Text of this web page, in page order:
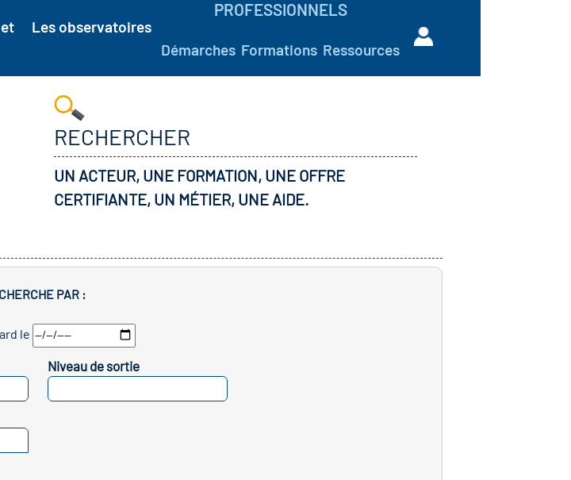
Les observatoires
PROFESSIONNELS
Démarches Formations Ressources
RECHERCHER
UN ACTEUR, UNE FORMATION, UNE OFFRE
CERTIFIANTE, UN MÉTIER, UNE AIDE.
PAR :
le
Niveau de sortie